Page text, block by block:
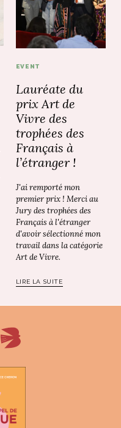
EVENT
Lauréate du
prix Art de
Vivre des
trophées des
Français à
l’étranger !
J'ai remporté mon
premier prix ! Merci au
Jury des trophées des
Français à l'étranger
d'avoir sélectionné mon
travail dans la catégorie
Art de Vivre.
LIRE LA SUITE